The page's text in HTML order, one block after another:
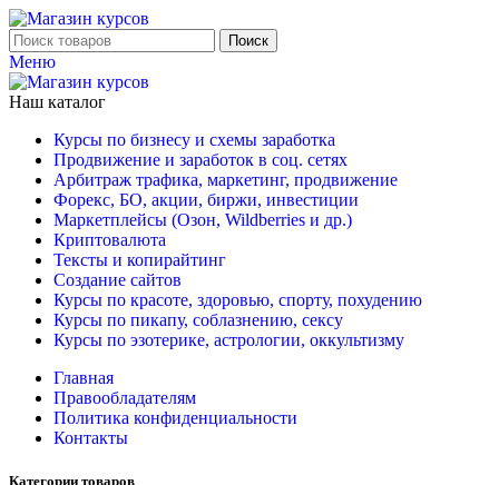
Поиск
Меню
Наш каталог
Курсы по бизнесу и схемы заработка
Продвижение и заработок в соц. сетях
Арбитраж трафика, маркетинг, продвижение
Форекс, БО, акции, биржи, инвестиции
Маркетплейсы (Озон, Wildberries и др.)
Криптовалюта
Тексты и копирайтинг
Создание сайтов
Курсы по красоте, здоровью, спорту, похудению
Курсы по пикапу, соблазнению, сексу
Курсы по эзотерике, астрологии, оккультизму
Главная
Правообладателям
Политика конфиденциальности
Контакты
Категории товаров